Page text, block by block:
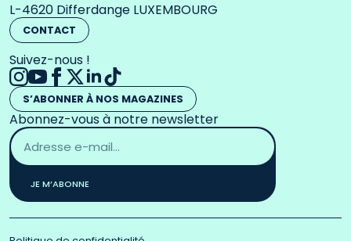
L-4620 Differdange LUXEMBOURG
CONTACT
Suivez-nous !
S’ABONNER À NOS MAGAZINES
Abonnez-vous à notre newsletter
Adresse
email
*
JE M’ABONNE